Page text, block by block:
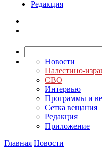
Редакция
Новости
Палестино-
СВО
Интервью
Программы и
Сетка вещания
Редакция
Приложение
Главная Новости